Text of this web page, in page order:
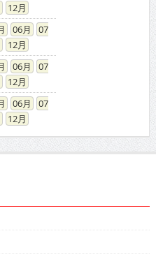
12
06
07
12
06
07
12
06
07
12